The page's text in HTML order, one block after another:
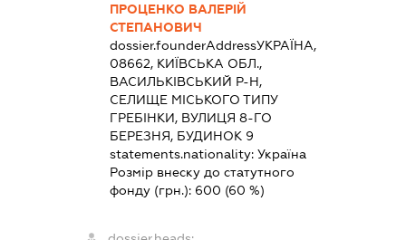
ПРОЦЕНКО ВАЛЕРІЙ
СТЕПАНОВИЧ
dossier.founderAddressУКРАЇНА,
08662, КИЇВСЬКА ОБЛ.,
ВАСИЛЬКІВСЬКИЙ Р-Н,
СЕЛИЩЕ МІСЬКОГО ТИПУ
ГРЕБІНКИ, ВУЛИЦЯ 8-ГО
БЕРЕЗНЯ, БУДИНОК 9
statements.nationality: Україна
Розмір внеску до статутного
фонду (грн.): 600 (60 %)